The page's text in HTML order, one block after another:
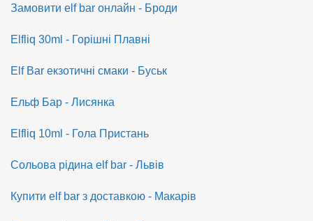
Замовити elf bar онлайн - Броди
Elfliq 30ml - Горішні Плавні
Elf Bar екзотичні смаки - Буськ
Ельф Бар - Лисянка
Elfliq 10ml - Гола Пристань
Сольова рідина elf bar - Львів
Купити elf bar з доставкою - Макарів